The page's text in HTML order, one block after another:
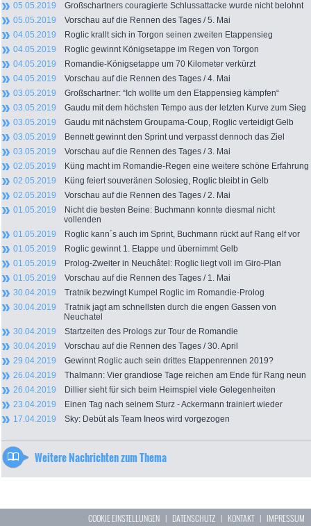
05.05.2019 Großschartners couragierte Schlussattacke wurde nicht belohnt
05.05.2019 Vorschau auf die Rennen des Tages / 5. Mai
04.05.2019 Roglic krallt sich in Torgon seinen zweiten Etappensieg
04.05.2019 Roglic gewinnt Königsetappe im Regen von Torgon
04.05.2019 Romandie-Königsetappe um 70 Kilometer verkürzt
04.05.2019 Vorschau auf die Rennen des Tages / 4. Mai
03.05.2019 Großschartner: “Ich wollte um den Etappensieg kämpfen“
03.05.2019 Gaudu mit dem höchsten Tempo aus der letzten Kurve zum Sieg
03.05.2019 Gaudu mit nächstem Groupama-Coup, Roglic verteidigt Gelb
03.05.2019 Bennett gewinnt den Sprint und verpasst dennoch das Ziel
03.05.2019 Vorschau auf die Rennen des Tages / 3. Mai
02.05.2019 Küng macht im Romandie-Regen eine weitere schöne Erfahrung
02.05.2019 Küng feiert souveränen Solosieg, Roglic bleibt in Gelb
02.05.2019 Vorschau auf die Rennen des Tages / 2. Mai
01.05.2019 Nicht die besten Beine: Buchmann konnte diesmal nicht
vollenden
01.05.2019 Roglic kann´s auch im Sprint, Buchmann rückt auf Rang elf vor
01.05.2019 Roglic gewinnt 1. Etappe und übernimmt Gelb
01.05.2019 Prolog-Zweiter in Neuchâtel: Roglic liegt voll im Giro-Plan
01.05.2019 Vorschau auf die Rennen des Tages / 1. Mai
30.04.2019 Tratnik bezwingt Kumpel Roglic im Romandie-Prolog
30.04.2019 Tratnik jagt am schnellsten durch die engen Gassen von
Neuchatel
30.04.2019 Startzeiten des Prologs zur Tour de Romandie
30.04.2019 Vorschau auf die Rennen des Tages / 30. April
29.04.2019 Gewinnt Roglic auch sein drittes Etappenrennen 2019?
26.04.2019 Thalmann: Vier grandiose Tage reichen am Ende für Rang neun
26.04.2019 Dillier sieht für sich beim Heimspiel viele Gelegenheiten
23.04.2019 Einen Tag nach seinem Sturz - Ackermann trainiert wieder
17.04.2019 Sky: Debüt als Team Ineos wird vorgezogen
Weitere Nachrichten zum Thema
COOKIE EINSTELLUNGEN | DATENSCHUTZ | KONTAKT| IMPRESSUM